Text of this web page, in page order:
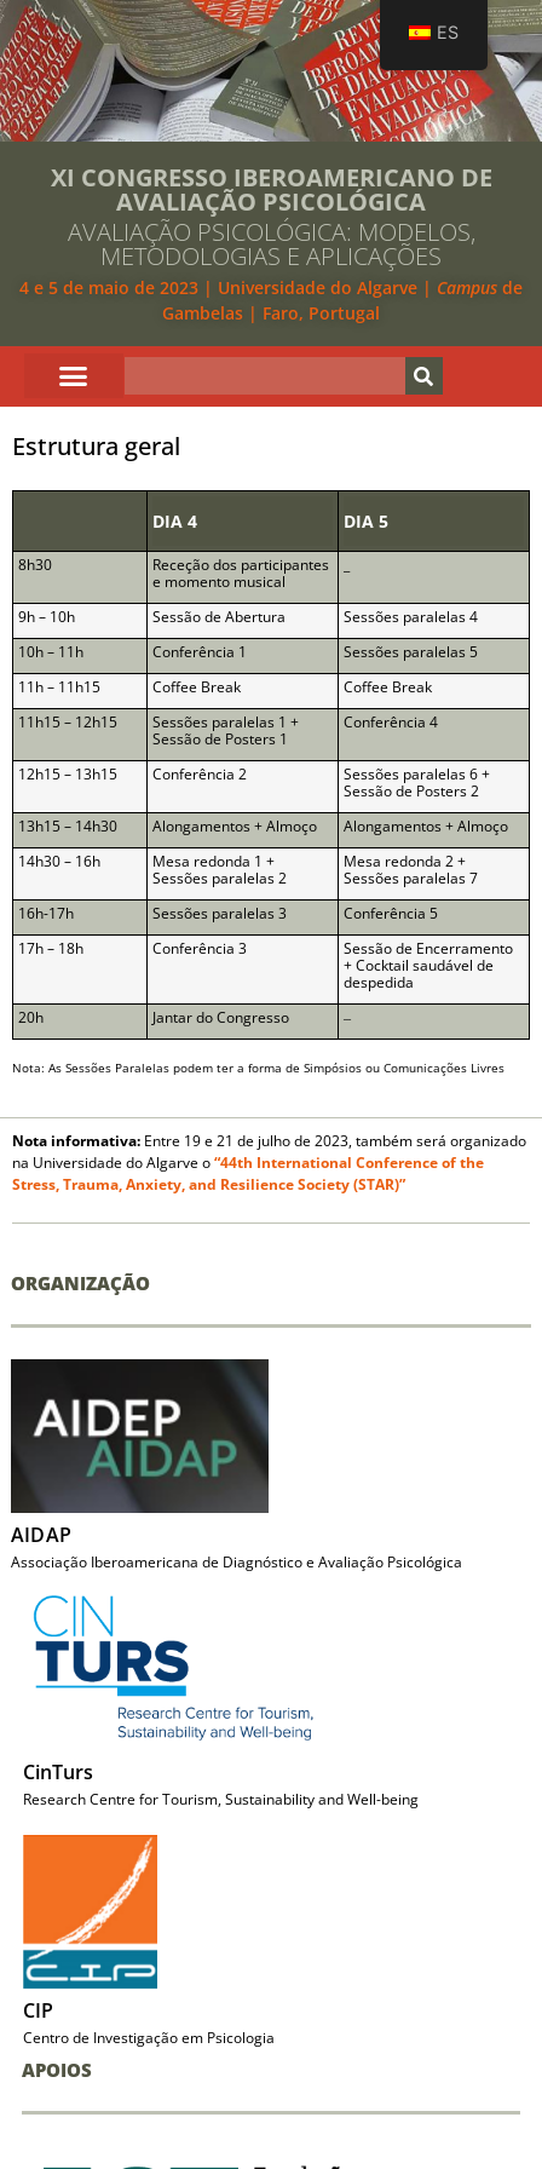
XI CONGRESSO IBEROAMERICANO DE
AVALIAÇÃO PSICOLÓGICA
AVALIAÇÃO PSICOLÓGICA: MODELOS,
METODOLOGIAS E APLICAÇÕES
4 e 5 de maio de 2023 | Universidade do Algarve | Campus de
Gambelas | Faro, Portugal
Estrutura geral
DIA 4 DIA 5
8h30
Receção dos participantes
e momento musical
9h – 10h Sessão de Abertura
Sessões paralelas 4
10h – 11h
Conferência 1
Sessões paralelas 5
11h – 11h15
Coffee Break
Coffee Break
11h15 – 12h15
Sessões paralelas 1 +
Sessão de Posters 1
Conferência 4
12h15 – 13h15 Conferência 2
Sessões paralelas 6 +
Sessão de Posters 2
13h15 – 14h30
Alongamentos + Almoço
Alongamentos + Almoço
14h30 – 16h
Mesa redonda 1 +
Sessões paralelas 2
Mesa redonda 2 +
Sessões paralelas 7
16h-17h
Sessões paralelas 3
Conferência 5
17h – 18h
Conferência 3
Sessão de Encerramento
+ Cocktail saudável de
despedida
20h
Jantar do Congresso –
Nota: As Sessões Paralelas podem ter a forma de Simpósios ou Comunicações Livres
Nota informativa: Entre 19 e 21 de julho de 2023, também será organizado
na Universidade do Algarve o“44th International Conference of the
Stress, Trauma, Anxiety, and Resilience Society (STAR)”
ORGANIZAÇÃO
AIDAP
Associação Iberoamericana de Diagnóstico e Avaliação Psicológica
CinTurs
Research Centre for Tourism, Sustainability and Well-being
CIP
Centro de Investigação em Psicologia
APOIOS
ES